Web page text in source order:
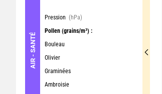
AIR - SANTÉ
Pression (hPa)
Pollen (grains/m³) :
Bouleau
Olivier
Graminées
Ambroisie